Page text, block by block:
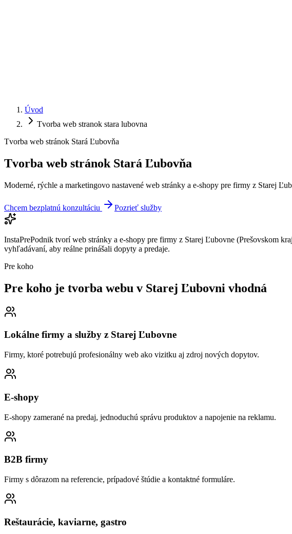
Úvod
Tvorba web stranok stara lubovna
Tvorba web stránok Stará Ľubovňa
Tvorba web stránok Stará Ľubovňa
Moderné, rýchle a marketingovo nastavené web stránky a e-shopy pre firmy z Starej
Chcem bezplatnú konzultáciu Pozrieť služby
InstaPrePodnik tvorí web stránky a e-shopy pre firmy z Starej Ľubovne (Prešovskom
vyhľadávaní, aby reálne prinášali dopyty a predaje.
Pre koho
Pre koho je tvorba webu v Starej Ľubovni vhodná
Lokálne firmy a služby z Starej Ľubovne
Firmy, ktoré potrebujú profesionálny web ako vizitku aj zdroj nových dopytov.
E-shopy
E-shopy zamerané na predaj, jednoduchú správu produktov a napojenie na reklamu.
B2B firmy
Firmy s dôrazom na referencie, prípadové štúdie a kontaktné formuláre.
Reštaurácie, kaviarne, gastro